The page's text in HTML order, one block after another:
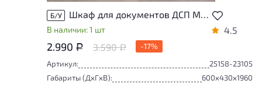
Б/У
В наличии: 1 шт 4.5
2.990 Р 3.590Р
-17%
Артикул:
25158-23105
Габариты (ДxГxВ):
600x430x1960